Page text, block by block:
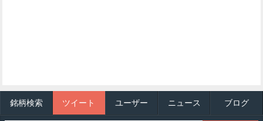
銘柄検索 ツイート ユーザー ニュース ブログ